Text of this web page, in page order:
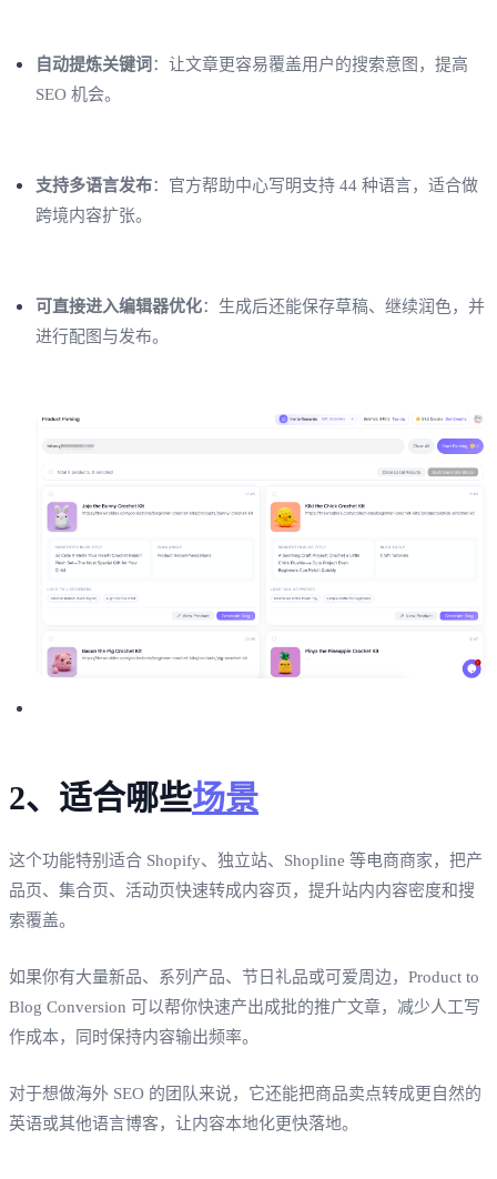
自动提炼关键词 ：让文章更容易覆盖用户的搜索意图，提高
SEO 机会。
支持多语言发布：官方帮助中心写明支持 44 种语言，适合做
跨境内容扩张。
可直接进入编辑器优化：生成后还能保存草稿、继续润色，并
进行配图与发布。
2、适合哪些场景
这个功能特别适合 Shopify、独立站、Shopline 等电商商家，把产
品页、集合页、活动页快速转成内容页，提升站内内容密度和搜
索覆盖。
如果你有大量新品、系列产品、节日礼品或可爱周边，Product to
Blog Conversion 可以帮你快速产出成批的推广文章，减少人工写
作成本，同时保持内容输出频率。
对于想做海外 SEO 的团队来说，它还能把商品卖点转成更自然的
英语或其他语言博客，让内容本地化更快落地。